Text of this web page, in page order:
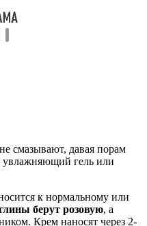
смазывают, давая порам
увлажняющий гель или
к нормальному или
берут розовую, а
Крем наносят через 2-